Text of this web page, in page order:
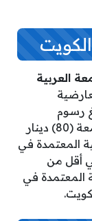
العربية
رسوم
التسجيل في برامج البكالوريوس في الجامعة (80) دينار
المعتمدة في
وهي أقل من
المعتمدة في